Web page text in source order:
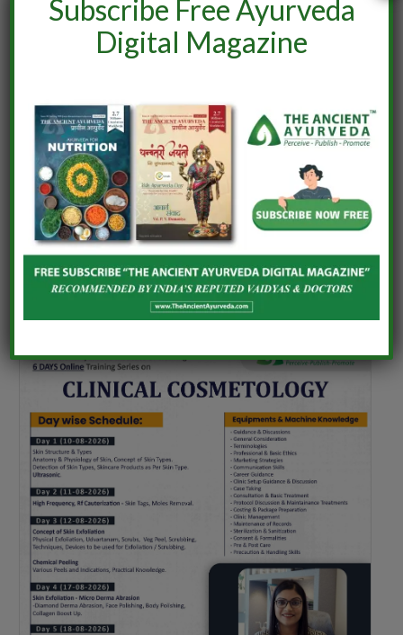
India–Netherlands Dialogue on Ashwagandha
June 24, 2026
Comments are closed.
UPCOMING EVENTS
Subscribe Free Ayurveda
Digital Magazine